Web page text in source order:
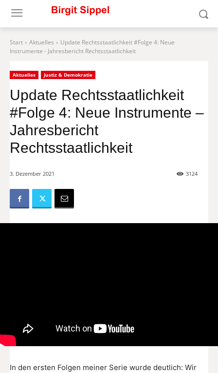
Start Aktuelles
Update Rechtsstaatlichkeit #Folge 4: Neue
Instrumente - Jahresbericht Rechtsstaatlichkeit
Aktuelles Justiz & Demokratie
Update Rechtsstaatlichkeit
#Folge 4: Neue Instrumente –
Jahresbericht
Rechtsstaatlichkeit
3. Dezember 2021 3124
In den ersten Folgen meiner Serie wurde deutlich: Wir